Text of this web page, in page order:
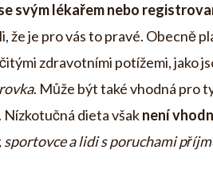
svým lékařem nebo
že je pro vás to pravé. Obecně
zdravotními potížemi, jako
. Může být také vhodná pro
Nízkotučná dieta všaknení
sportovce a lidi s poruchami